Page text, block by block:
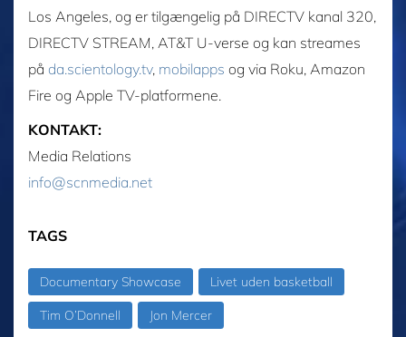
Los Angeles, og er tilgængelig på DIRECTV kanal 320,
DIRECTV STREAM, AT&T U-verse og kan streames
på da.scientology.tv, mobilapps og via Roku, Amazon
Fire og Apple TV-platformene.
KONTAKT:
Media Relations
info@scnmedia.net
TAGS
Documentary Showcase Livet uden basketball
Tim O’Donnell Jon Mercer